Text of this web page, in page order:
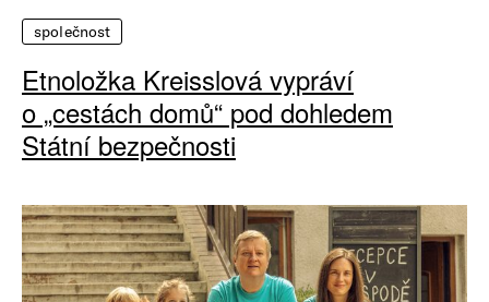
společnost
Etnoložka Kreisslová vypráví
o „cestách domů“ pod dohledem
Státní bezpečnosti